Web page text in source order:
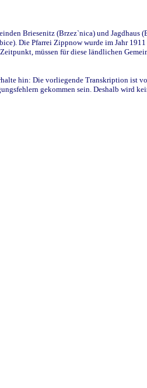
Briesenitz (Brzez`nica) und Jagdhaus
Die Pfarrei Zippnow wurde im Jahr
müssen für diese ländlichen
hin: Die vorliegende Transkription ist
gekommen sein. Deshalb wird